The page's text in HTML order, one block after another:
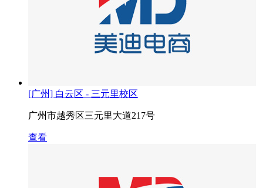
[广州] 白云区 - 三元里校区
广州市越秀区三元里大道217号
查看